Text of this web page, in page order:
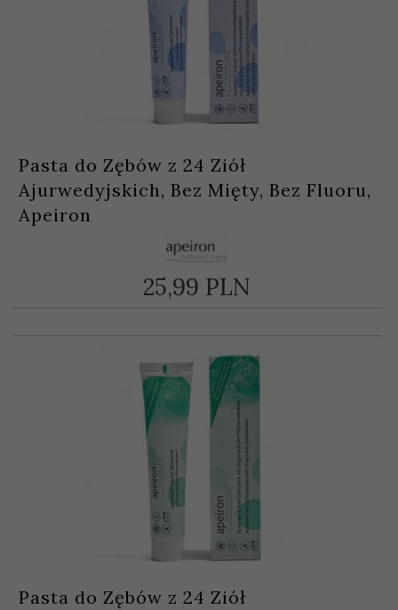
Pasta do Zębów z 24 Ziół
Ajurwedyjskich, Bez Mięty, Bez Fluoru,
Apeiron
25,99 PLN
Pasta do Zębów z 24 Ziół